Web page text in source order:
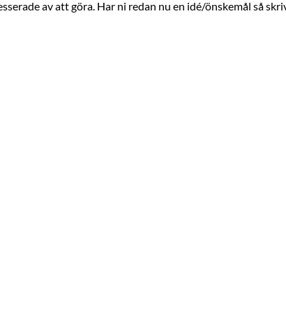
av att göra. Har ni redan nu en idé/önskemål så